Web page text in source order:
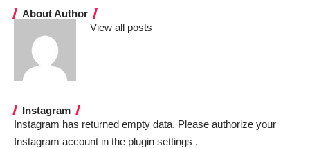
About Author
View all posts
Instagram
Instagram has returned empty data. Please authorize your
Instagram account in the plugin settings .